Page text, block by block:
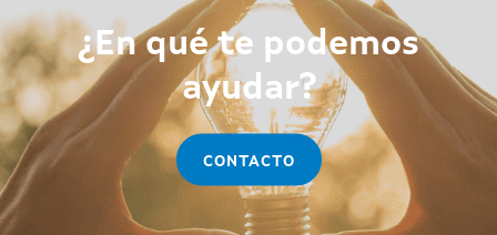
¿En qué te podemos
ayudar?
CONTACTO